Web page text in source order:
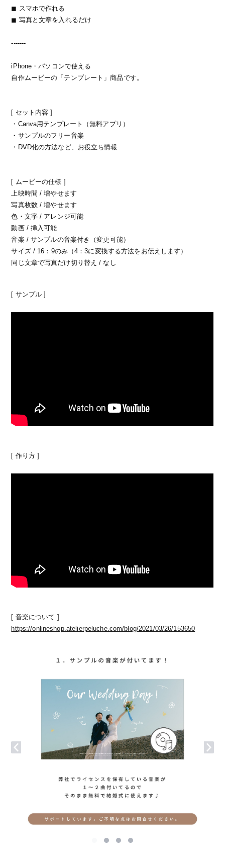
◼ スマホで作れる
◼ 写真と文章を入れるだけ
-------
iPhone・パソコンで使える
自作ムービーの「テンプレート」商品です。
[ セット内容 ]
・Canva用テンプレート（無料アプリ）
・サンプルのフリー音楽
・DVD化の方法など、お役立ち情報
[ ムービーの仕様 ]
上映時間 / 増やせます
写真枚数 / 増やせます
色・文字 / アレンジ可能
動画 / 挿入可能
音楽 / サンプルの音楽付き（変更可能）
サイズ / 16：9のみ（4：3に変換する方法をお伝えします）
同じ文章で写真だけ切り替え / なし
[ サンプル ]
[ 作り方 ]
[ 音楽について ]
https://onlineshop.atelierpeluche.com/blog/2021/03/26/153650